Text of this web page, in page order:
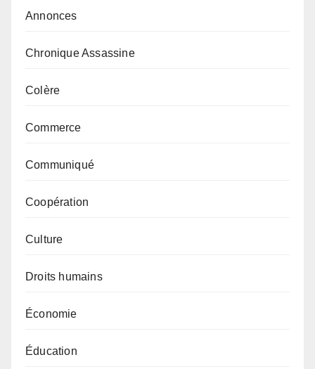
Annonces
Chronique Assassine
Colère
Commerce
Communiqué
Coopération
Culture
Droits humains
Économie
Éducation